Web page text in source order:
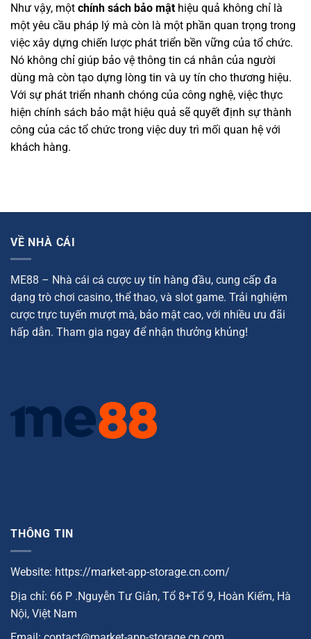
Như vậy, một chính sách bảo mật hiệu quả không chỉ là
một yêu cầu pháp lý mà còn là một phần quan trọng trong
việc xây dựng chiến lược phát triển bền vững của tổ chức.
Nó không chỉ giúp bảo vệ thông tin cá nhân của người
dùng mà còn tạo dựng lòng tin và uy tín cho thương hiệu.
Với sự phát triển nhanh chóng của công nghệ, việc thực
hiện chính sách bảo mật hiệu quả sẽ quyết định sự thành
công của các tổ chức trong việc duy trì mối quan hệ với
khách hàng.
VỀ NHÀ CÁI
ME88 – Nhà cái cá cược uy tín hàng đầu, cung cấp đa
dạng trò chơi casino, thể thao, và slot game. Trải nghiệm
cược trực tuyến mượt mà, bảo mật cao, với nhiều ưu đãi
hấp dẫn. Tham gia ngay để nhận thưởng khủng!
THÔNG TIN
Website: https://market-app-storage.cn.com/
Địa chỉ: 66 P .Nguyễn Tư Giản, Tổ 8+Tổ 9, Hoàn Kiếm, Hà
Nội, Việt Nam